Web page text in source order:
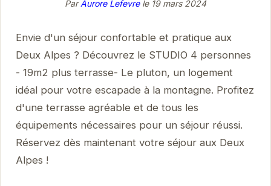
ParAurore Lefevrele 19 mars 2024
Envie d'un séjour confortable et pratique aux
Deux Alpes ? Découvrez le STUDIO 4 personnes
- 19m2 plus terrasse- Le pluton, un logement
idéal pour votre escapade à la montagne. Profitez
d'une terrasse agréable et de tous les
équipements nécessaires pour un séjour réussi.
Réservez dès maintenant votre séjour aux Deux
Alpes !